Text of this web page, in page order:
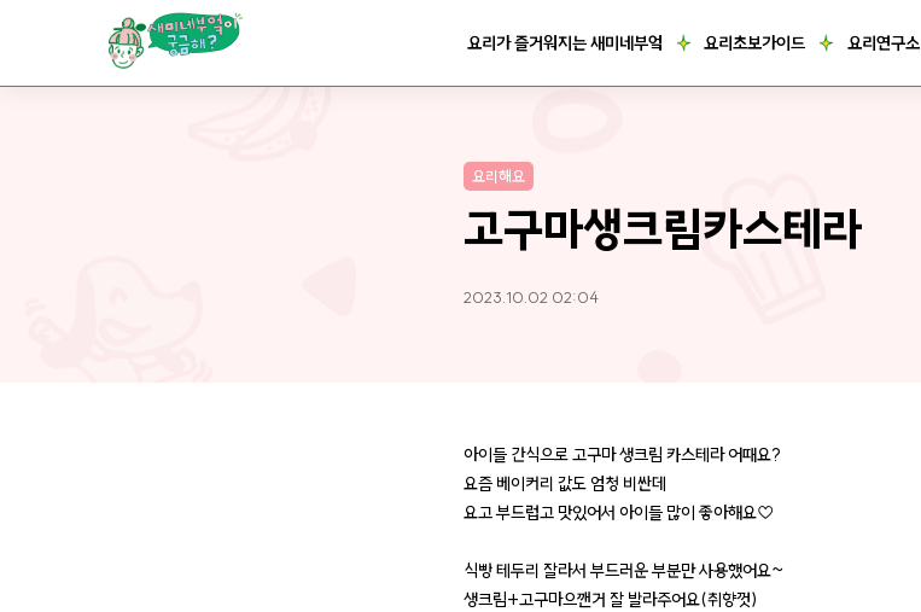
요리가 즐거워지는 새미네부엌 요리초보가이드 요리연구소
요리해요
고구마생크림카스테라
2023.10.02 02:04
아이들 간식으로 고구마 생크림 카스테라 어때요?
요즘 베이커리 값도 엄청 비싼데
요고 부드럽고 맛있어서 아이들 많이 좋아해요♡
식빵 테두리 잘라서 부드러운 부분만 사용했어요~
생크림+고구마으깬거 잘 발라주어요(취향껏)